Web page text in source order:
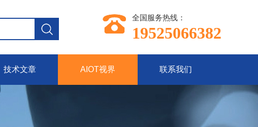
全国服务热线：
19525066382
技术文章 AIOT视界 联系我们